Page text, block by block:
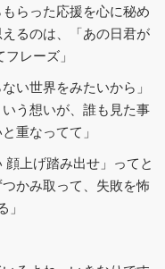
らった応援を心に秘め
るのは、「あの日君が
レーズ」
い世界をみたいから」
う想いが、誰も見た事
重なってて」
上げ踏み出せ」ってと
かみ取って、失敗を怖
」